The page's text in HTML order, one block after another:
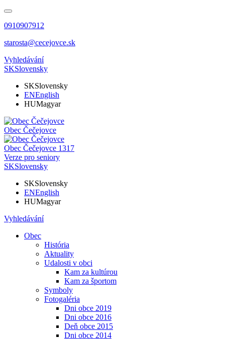
0910907912
starosta@cecejovce.sk
Vyhledávání
SKSlovensky
SKSlovensky
ENEnglish
HUMagyar
Obec Čečejovce
Obec Čečejovce 1317
Verze pro seniory
SKSlovensky
SKSlovensky
ENEnglish
HUMagyar
Vyhledávání
Obec
História
Aktuality
Udalosti v obci
Kam za kultúrou
Kam za športom
Symboly
Fotogaléria
Dni obce 2019
Dni obce 2016
Deň obce 2015
Dni obce 2014